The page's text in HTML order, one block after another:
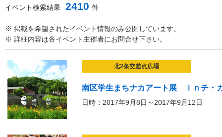
イベント検索結果 2410 件
※ 掲載を希望されたイベント情報のみ公開しています。
※ 詳細内容は各イベント主催者にお問合せ下さい。
北2条交差点広場
南区学生まちナカアート展 ｉｎチ・
日時：2017年9月8日～2017年9月12日